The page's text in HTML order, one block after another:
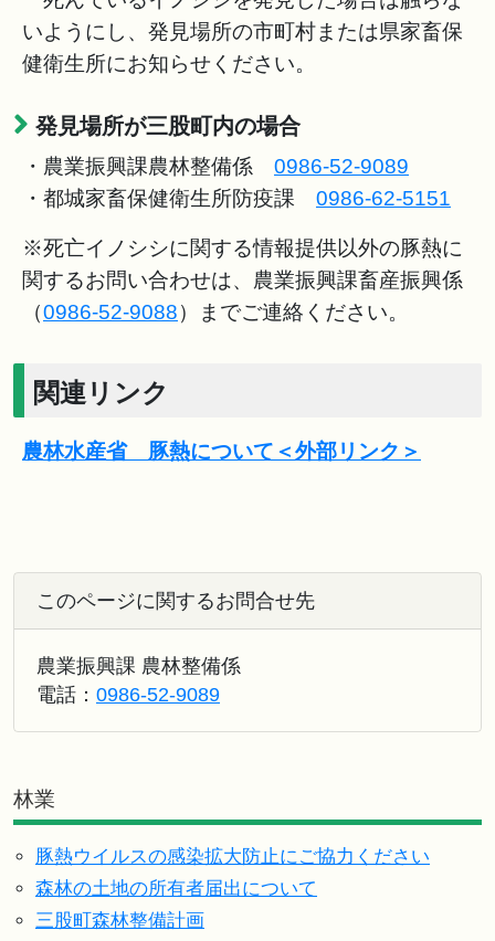
いようにし、発見場所の市町村または県家畜保
健衛生所にお知らせください。
発見場所が三股町内の場合
・農業振興課農林整備係 0986-52-9089
・都城家畜保健衛生所防疫課 0986-62-5151
※死亡イノシシに関する情報提供以外の豚熱に
関するお問い合わせは、農業振興課畜産振興係
（0986-52-9088）までご連絡ください。
関連リンク
農林水産省 豚熱について＜外部リンク＞
このページに関するお問合せ先
農業振興課 農林整備係
電話： 0986-52-9089
林業
豚熱ウイルスの感染拡大防止にご協力ください
森林の土地の所有者届出について
三股町森林整備計画